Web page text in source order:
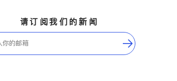
请订阅我们的新闻